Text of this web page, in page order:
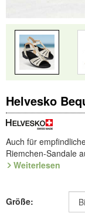
Helvesko
Auch für
Riemchen-Sandale
Schmuckstück für
Mikrofaser.
Art.Nr. 5.757.01
Weiterlesen
Größe: